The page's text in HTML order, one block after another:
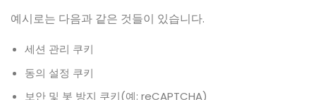
예시로는 다음과 같은 것들이 있습니다.
세션 관리 쿠키
동의 설정 쿠키
보안 및 봇 방지 쿠키(예: reCAPTCHA)